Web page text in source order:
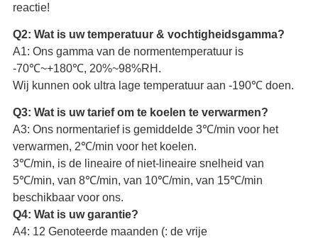
reactie!
Q2: Wat is uw temperatuur & vochtigheidsgamma?
A1: Ons gamma van de normentemperatuur is
-70℃~+180℃, 20%~98%RH.
Wij kunnen ook ultra lage temperatuur aan -190℃ doen.
Q3: Wat is uw tarief om te koelen te verwarmen?
A3: Ons normentarief is gemiddelde 3℃/min voor het
verwarmen, 2℃/min voor het koelen.
3℃/min, is de lineaire of niet-lineaire snelheid van
5℃/min, van 8℃/min, van 10℃/min, van 15℃/min
beschikbaar voor ons.
Q4: Wat is uw garantie?
A4: 12 Genoteerde maanden (: de vrije